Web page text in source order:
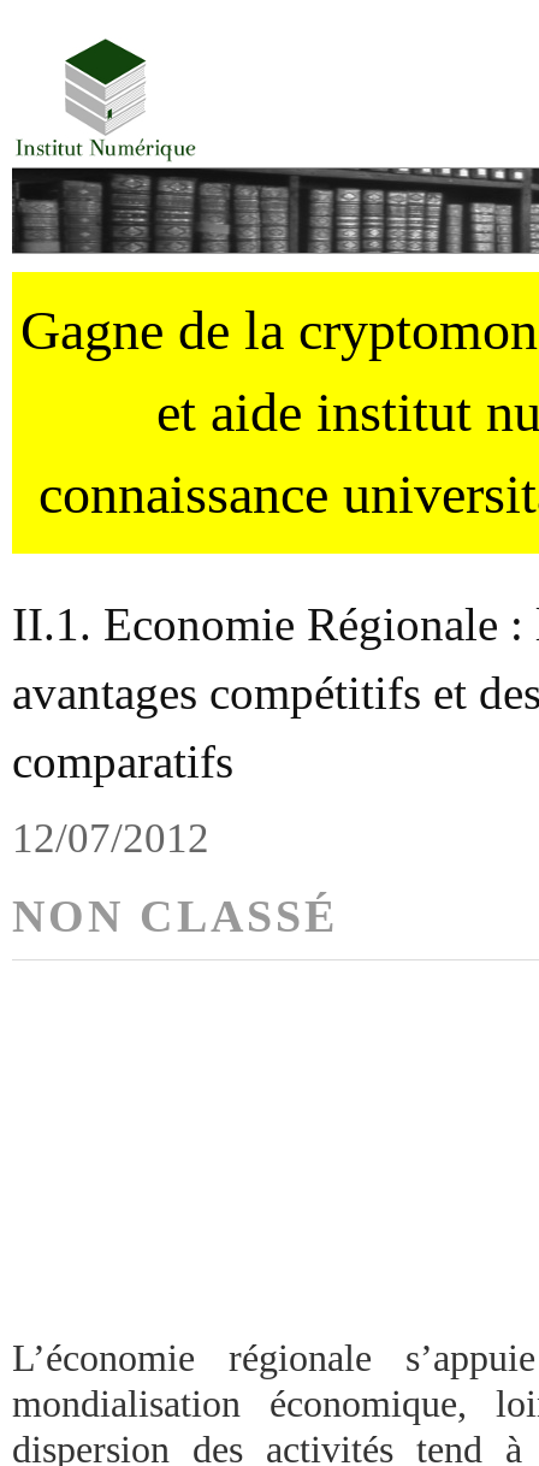
Gagne de la
et aide institut
connaissance
II.1. Economie Régionale :
avantages compétitifs et
comparatifs
12/07/2012
NON CLASSÉ
L’économie régionale
mondialisation économique,
dispersion des activités tend